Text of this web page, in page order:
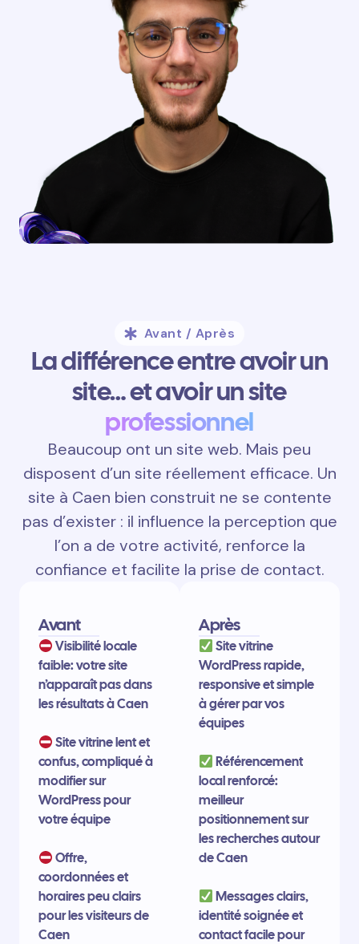
Avant / Après
La différence entre avoir un
site… et avoir un site
professionnel
Beaucoup ont un site web. Mais peu
disposent d’un site réellement efficace. Un
site à Caen bien construit ne se contente
pas d’exister : il influence la perception que
l’on a de votre activité, renforce la
confiance et facilite la prise de contact.
Avant
Visibilité locale
faible: votre site
n’apparaît pas dans
les résultats à Caen
Site vitrine lent et
confus, compliqué à
modifier sur
WordPress pour
votre équipe
Offre,
coordonnées et
horaires peu clairs
pour les visiteurs de
Caen
Après
Site vitrine
WordPress rapide,
responsive et simple
à gérer par vos
équipes
Référencement
local renforcé:
meilleur
positionnement sur
les recherches autour
de Caen
Messages clairs,
identité soignée et
contact facile pour